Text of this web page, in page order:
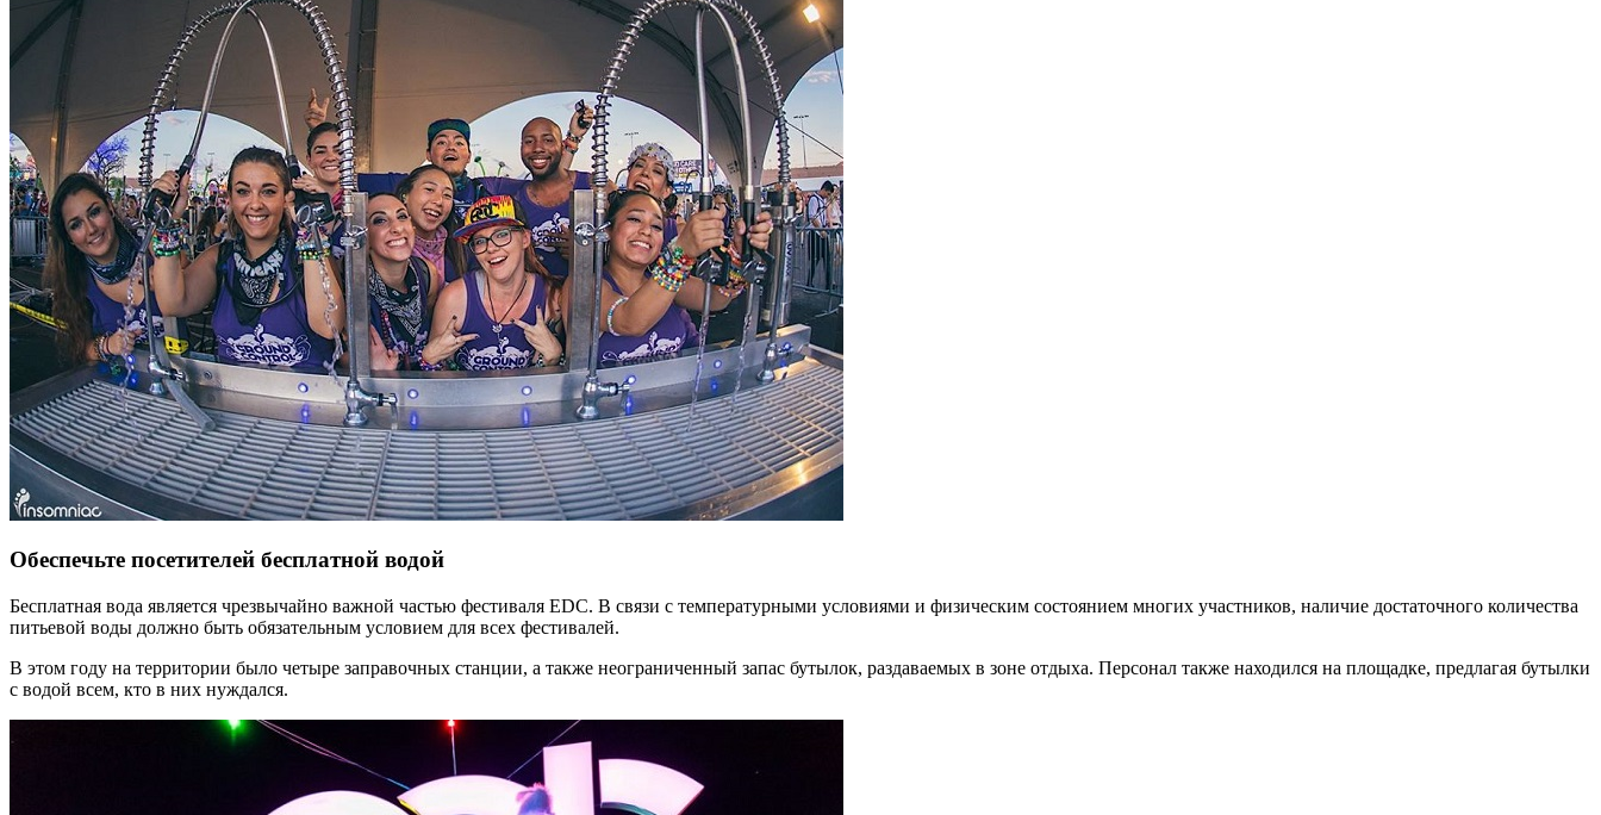
Обеспечьте посетителей бесплатной водой
Бесплатная вода является чрезвычайно важной частью фестиваля EDC. В связи с температурными условиями и физическим состоянием многих участников, наличие достаточного количества
питьевой воды должно быть обязательным условием для всех фестивалей.
В этом году на территории было четыре заправочных станции, а также неограниченный запас бутылок, раздаваемых в зоне отдыха. Персонал также находился на площадке, предлагая бутылки
с водой всем, кто в них нуждался.